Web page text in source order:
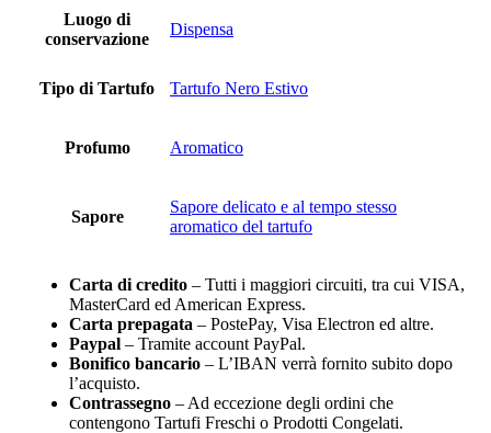
Luogo di
conservazione
Dispensa
Tipo di Tartufo Tartufo Nero Estivo
Profumo Aromatico
Sapore
Sapore delicato e al tempo stesso
aromatico del tartufo
Carta di credito – Tutti i maggiori circuiti, tra cui VISA,
MasterCard ed American Express.
Carta prepagata – PostePay, Visa Electron ed altre.
Paypal – Tramite account PayPal.
Bonifico bancario – L’IBAN verrà fornito subito dopo
l’acquisto.
Contrassegno – Ad eccezione degli ordini che
contengono Tartufi Freschi o Prodotti Congelati.